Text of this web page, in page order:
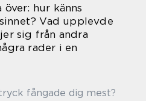
hur känns
Vad upplevde
sig från andra
rader i en
fångade dig mest?